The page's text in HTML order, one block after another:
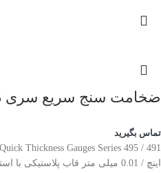
ضخامت سنج سریع سری 495 / 491 آسیمتو
تماس بگیرید
اینچ / 0.01 میلی متر قاب پلاستیکی